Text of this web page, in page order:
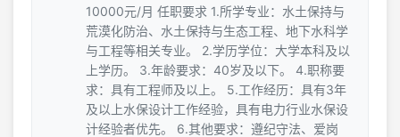
10000元/月 任职要求 1.所学专业：水土保持与
荒漠化防治、水土保持与生态工程、地下水科学
与工程等相关专业。 2.学历学位：大学本科及以
上学历。 3.年龄要求：40岁及以下。 4.职称要
求：具有工程师及以上。 5.工作经历：具有3年
及以上水保设计工作经验，具有电力行业水保设
计经验者优先。 6.其他要求：遵纪守法、爱岗